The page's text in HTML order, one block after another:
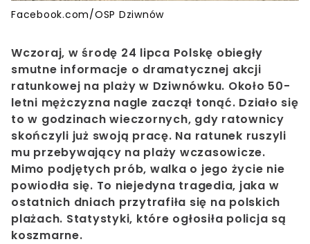
Facebook.com/OSP Dziwnów
Wczoraj, w środę 24 lipca Polskę obiegły
smutne informacje o dramatycznej akcji
ratunkowej na plaży w Dziwnówku. Około 50-
letni mężczyzna nagle zaczął tonąć. Działo się
to w godzinach wieczornych, gdy ratownicy
skończyli już swoją pracę. Na ratunek ruszyli
mu przebywający na plaży wczasowicze.
Mimo podjętych prób, walka o jego życie nie
powiodła się. To niejedyna tragedia, jaka w
ostatnich dniach przytrafiła się na polskich
plażach. Statystyki, które ogłosiła policja są
koszmarne.